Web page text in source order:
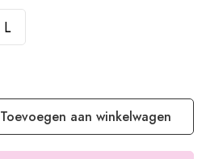
L
Toevoegen aan winkelwagen